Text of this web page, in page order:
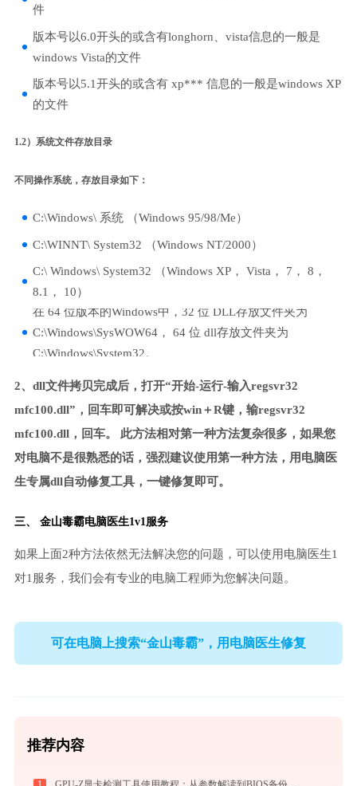
件
版本号以6.0开头的或含有longhorn、vista信息的一般是
windows Vista的文件
版本号以5.1开头的或含有 xp*** 信息的一般是windows XP
的文件
1.2）系统文件存放目录
不同操作系统，存放目录如下：
C:\Windows\ 系统 （Windows 95/98/Me）
C:\WINNT\ System32 （Windows NT/2000）
C:\ Windows\ System32 （Windows XP， Vista， 7， 8，
8.1， 10）
在 64 位版本的Windows中，32 位 DLL存放文件夹为
C:\Windows\SysWOW64， 64 位 dll存放文件夹为
C:\Windows\System32。
2、dll文件拷贝完成后，打开“开始-运行-输入regsvr32
mfc100.dll”，回车即可解决或按win＋R键，输regsvr32
mfc100.dll，回车。 此方法相对第一种方法复杂很多，如果您
对电脑不是很熟悉的话，强烈建议使用第一种方法，用电脑医
生专属dll自动修复工具，一键修复即可。
三、 金山毒霸电脑医生1v1服务
如果上面2种方法依然无法解决您的问题，可以使用电脑医生1
对1服务，我们会有专业的电脑工程师为您解决问题。
可在电脑上搜索“金山毒霸”，用电脑医生修复
推荐内容